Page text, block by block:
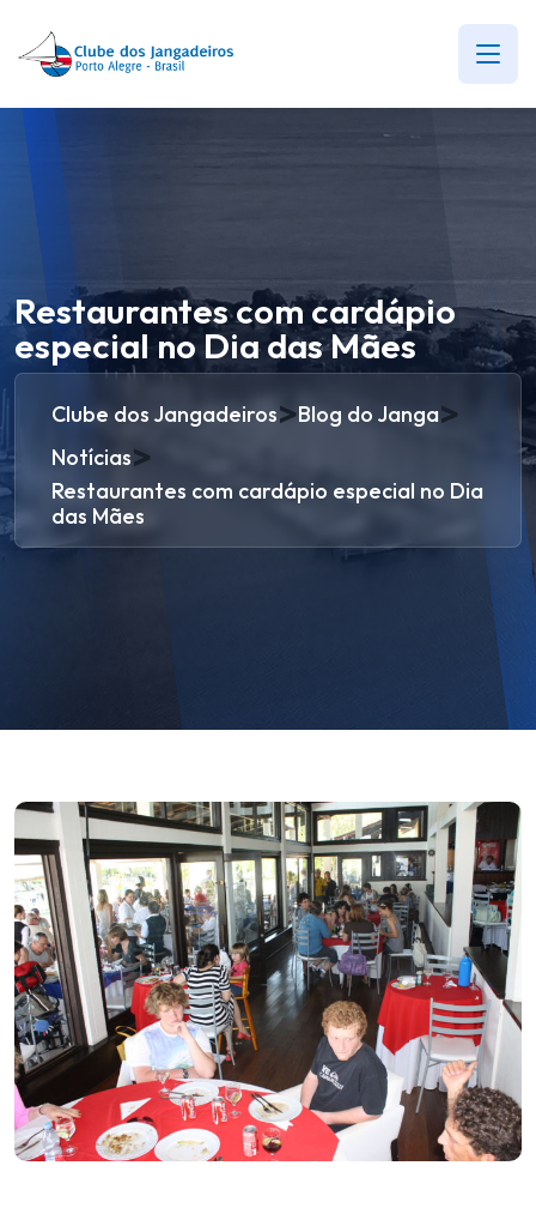
Restaurantes com cardápio
especial no Dia das Mães
Clube dos Jangadeiros>Blog do Janga>
Notícias>
Restaurantes com cardápio especial no Dia
das Mães